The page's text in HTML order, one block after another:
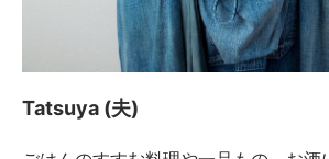
Tatsuya (夫)